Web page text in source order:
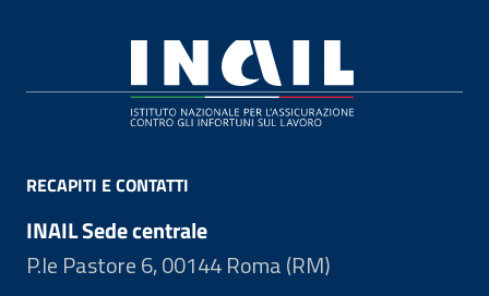
RECAPITI E CONTATTI
INAIL Sede centrale
P.le Pastore 6, 00144 Roma (RM)